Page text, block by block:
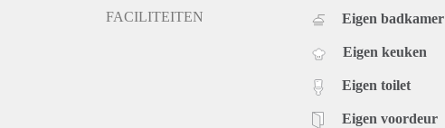
FACILITEITEN Eigen badkamer
Eigen keuken
Eigen toilet
Eigen voordeur